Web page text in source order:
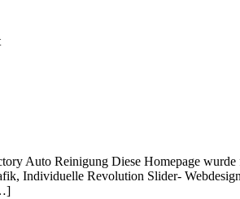
Auto Reinigung Diese Homepage
Individuelle Revolution Slider-